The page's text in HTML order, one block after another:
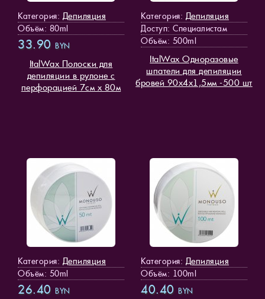
Категория: Депиляция
Объём: 80ml
33.90 BYN
ItalWax Полоски для
депиляции в рулоне c
перфорацией 7см х 80м
Категория: Депиляция
Доступ: Специалистам
Объём: 500ml
ItalWax Одноразовые
шпатели для депиляции
бровей 90х4х1,5мм -500 шт
Категория: Депиляция
Объём: 50ml
26.40 BYN
Категория: Депиляция
Объём: 100ml
40.40 BYN